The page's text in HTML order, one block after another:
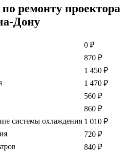
ремонту проектора
Дону
0 ₽
870 ₽
1 450 ₽
1 470 ₽
560 ₽
860 ₽
системы охлаждения 1 010 ₽
720 ₽
840 ₽